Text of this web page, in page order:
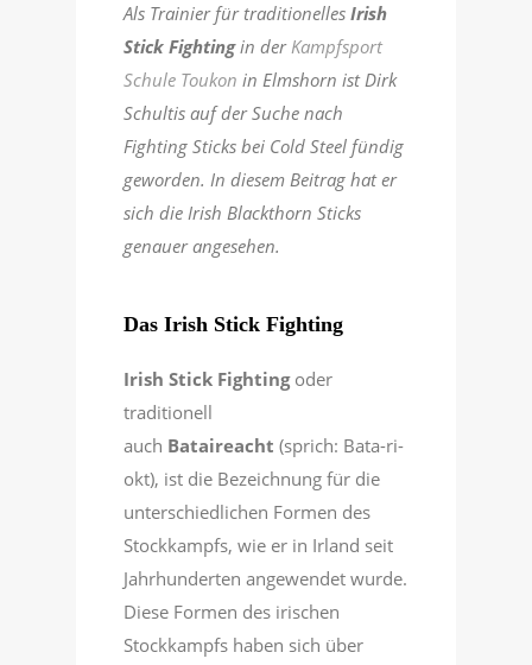
Als Trainier für traditionelles Irish
Stick Fightingin derKampfsport
Schule Toukon in Elmshorn ist Dirk
Schultis auf der Suche nach
Fighting Sticks bei Cold Steel fündig
geworden. In diesem Beitrag hat er
sich die Irish Blackthorn Sticks
genauer angesehen.
Das Irish Stick Fighting
Irish Stick Fightingoder
traditionell
auch Bataireacht (sprich: Bata-ri-
okt), ist die Bezeichnung für die
unterschiedlichen Formen des
Stockkampfs, wie er in Irland seit
Jahrhunderten angewendet wurde.
Diese Formen des irischen
Stockkampfs haben sich über